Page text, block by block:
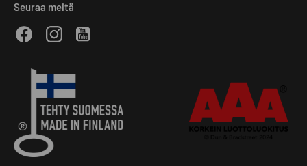
Seuraa meitä
FacebookInstagramYoutube